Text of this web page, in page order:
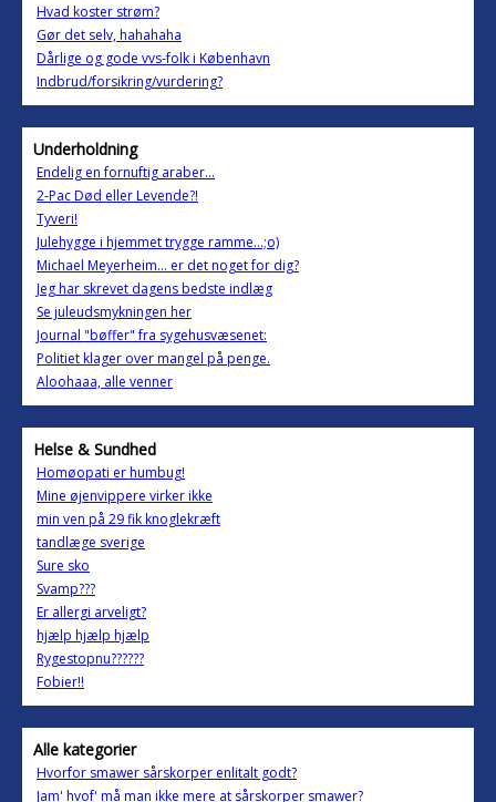
Hvad koster strøm?
Gør det selv, hahahaha
Dårlige og gode vvs-folk i København
Indbrud/forsikring/vurdering?
Underholdning
Endelig en fornuftig araber...
2-Pac Død eller Levende?!
Tyveri!
Julehygge i hjemmet trygge ramme...;o)
Michael Meyerheim... er det noget for dig?
Jeg har skrevet dagens bedste indlæg
Se juleudsmykningen her
Journal "bøffer" fra sygehusvæsenet:
Politiet klager over mangel på penge.
Aloohaaa, alle venner
Helse & Sundhed
Homøopati er humbug!
Mine øjenvippere virker ikke
min ven på 29 fik knoglekræft
tandlæge sverige
Sure sko
Svamp???
Er allergi arveligt?
hjælp hjælp hjælp
Rygestopnu??????
Fobier!!
Alle kategorier
Hvorfor smawer sårskorper enlitalt godt?
Jam' hvof' må man ikke mere at sårskorper smawer?